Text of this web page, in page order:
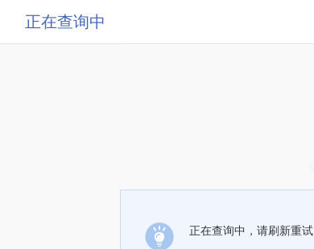
正在查询中
正在查询中，请刷新重试